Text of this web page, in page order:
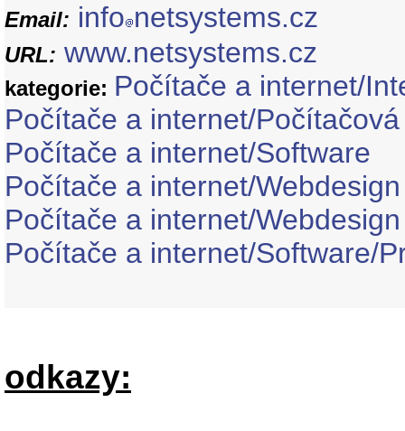
Email: info netsystems.cz
URL: www.netsystems.cz
kategorie: Počítače a internet/
Počítače a internet/
Počítače a internet/Software
Počítače a internet/
Počítače a internet/
Počítače a internet/Software/
odkazy: